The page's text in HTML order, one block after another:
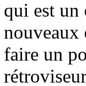
qui est un
nouveaux
faire un